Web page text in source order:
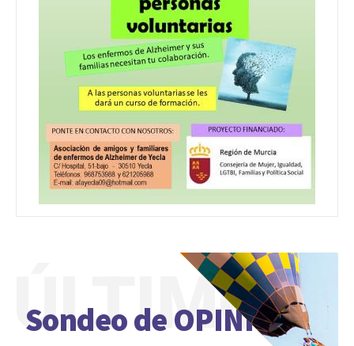
Sondeo de OPINIÓN
ÚLTIMO